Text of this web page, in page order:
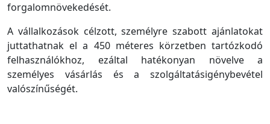
forgalomnövekedését.
A vállalkozások célzott, személyre szabott ajánlatokat
juttathatnak el a 450 méteres körzetben tartózkodó
felhasználókhoz, ezáltal hatékonyan növelve a
személyes vásárlás és a szolgáltatásigénybevétel
valószínűségét.